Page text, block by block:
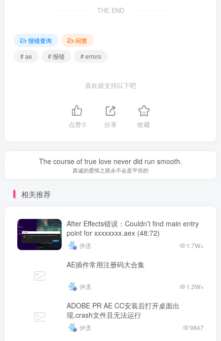
THE END
报错查询
问答
# ae
# 报错 # errors
喜欢就支持以下吧
点赞0 分享 收藏
The course of true love never did run smooth.
真诚的爱情之路永不会是平坦的
相关推荐
After Effects错误：Couldn’t find main entry
point for xxxxxxxx.aex (48:72)
伊丞 1.7W+
AE插件常用注册码大合集
伊丞 1.2W+
ADOBE PR AE CC安装后打开桌面出
现.crash文件且无法运行
伊丞 9847